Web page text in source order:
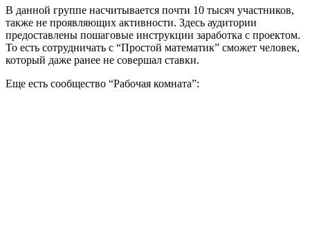
В данной группе насчитывается почти 10 тысяч участников,
также не проявляющих активности. Здесь аудитории
предоставлены пошаговые инструкции заработка с проектом.
То есть сотрудничать с “Простой математик” сможет человек,
который даже ранее не совершал ставки.
Еще есть сообщество “Рабочая комната”: